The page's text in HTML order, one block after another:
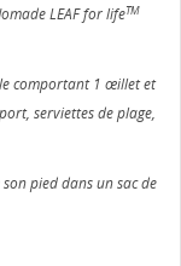
LEAF for lifeTM
comportant 1 œillet et
serviettes de plage,
pied dans un sac de